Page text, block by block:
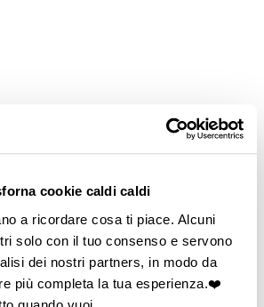
cookie caldi caldi
a ricordare cosa ti piace. Alcuni
solo con il tuo consenso e servono
dei nostri partners, in modo da
più completa la tua esperienza.❤️